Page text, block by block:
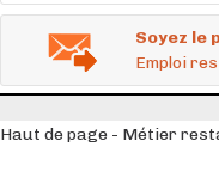
Soyez le
Emploi
Haut de page - Métier